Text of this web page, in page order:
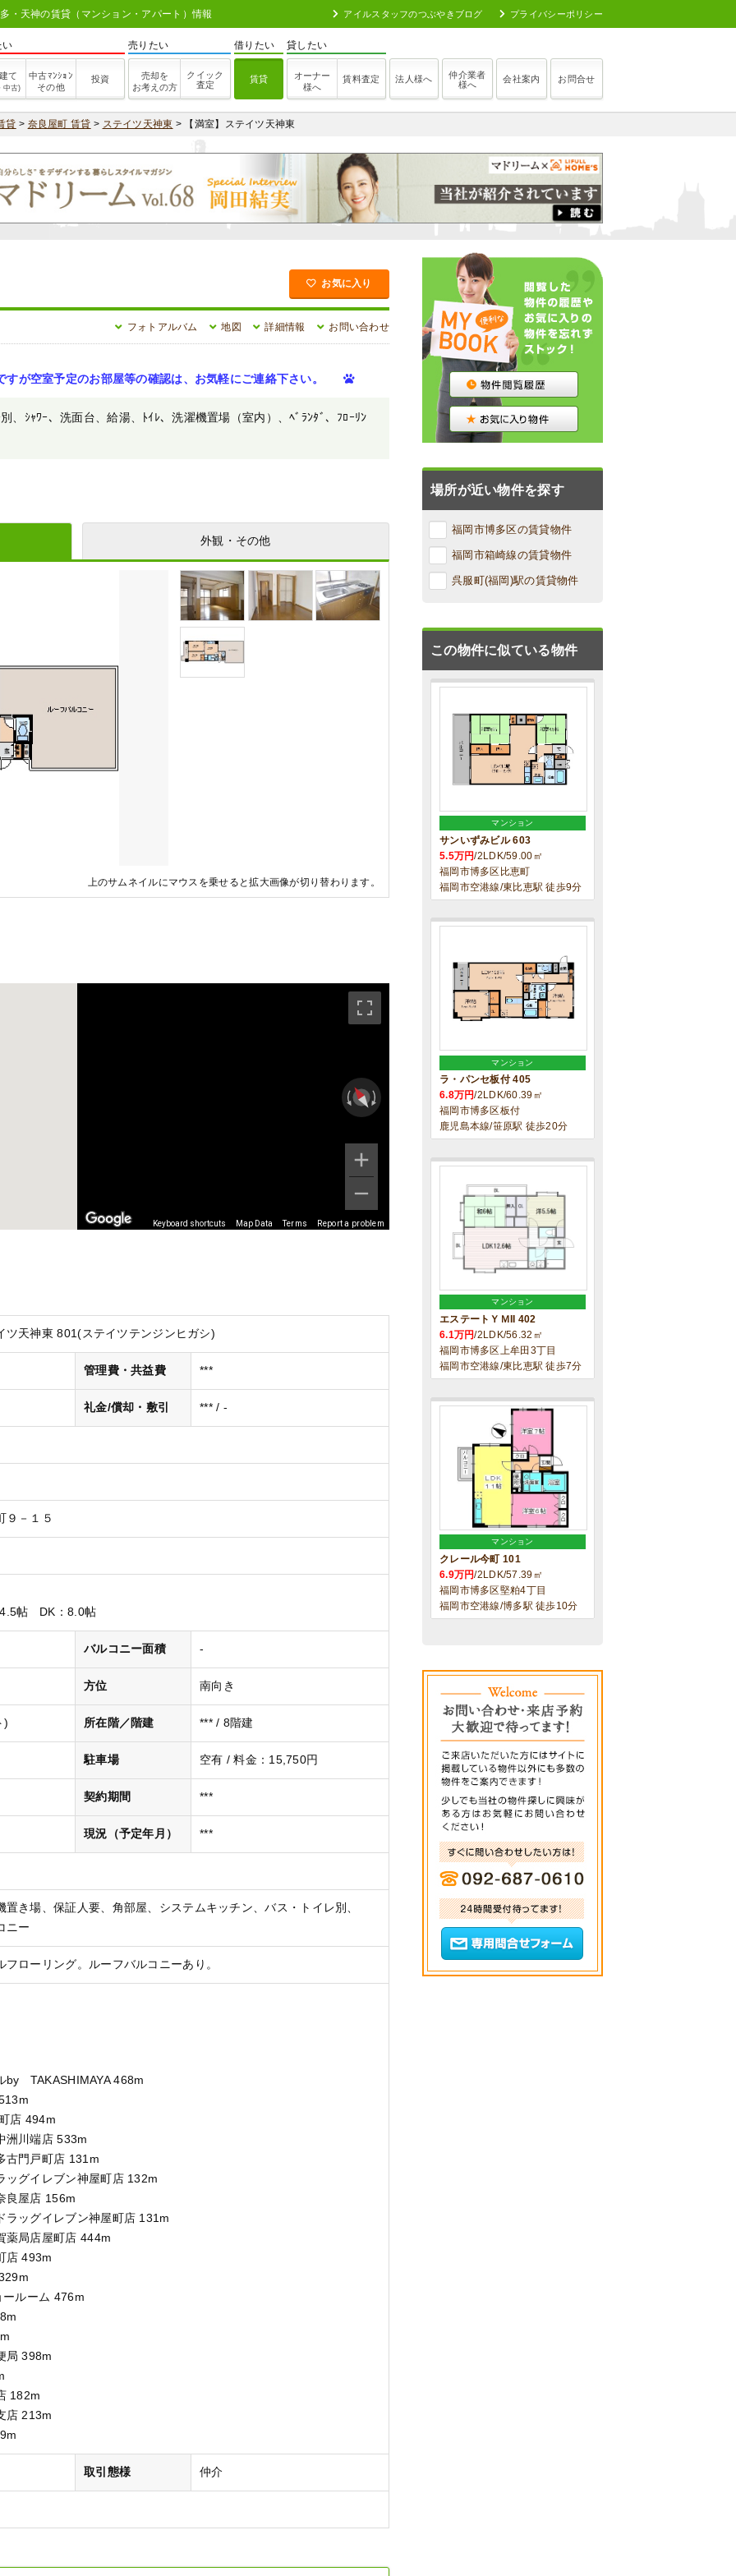
・天神の賃貸（マンション・アパート）情報 アイルスタッフのつぶやきブログ プライバシーポリシー
い
て
中古)
中古ﾏﾝｼｮﾝ
その他
投資
売りたい
売却を
お考えの方
クイック
査定
借りたい
賃貸
貸したい
オーナー
様へ
賃料査定 法人様へ
仲介業者
様へ
会社案内 お問合せ
貸 > 奈良屋町 賃貸 > ステイツ天神東 > 【満室】ステイツ天神東
お気に入り
フォトアルバム 地図 詳細情報 お問い合わせ
すが空室予定のお部屋等の確認は、お気軽にご連絡下さい。
、ｼｬﾜｰ、洗面台、給湯、ﾄｲﾚ、洗濯機置場（室内）、ﾍﾞﾗﾝﾀﾞ、ﾌﾛｰﾘﾝ
外観・その他
上のサムネイルにマウスを乗せると拡大画像が切り替わります。
Keyboard shortcuts Map Data Terms Report a problem
ツ天神東 801(ステイツテンジンヒガシ)
管理費・共益費 ***
礼金/償却・敷引 *** / -
９－１５
帖 DK ：8.0帖
バルコニー面積 -
方位 南向き
) 所在階／階建 *** / 8階建
駐車場 空有 / 料金：15,750円
契約期間 ***
現況（予定年月） ***
置き場 保証人要 角部屋 システムキッチン
バス・トイレ別
ニー
ローリング。ルーフバルコニーあり。
by TAKASHIMAYA 468m
店 494m
洲川端店 533m
古門戸町店 131m
ッグイレブン神屋町店 132m
良屋店 156m
ラッグイレブン神屋町店 131m
薬局店屋町店 444m
店 493m
ールーム 476m
局 398m
182m
店 213m
取引態様 仲介
場所が近い物件を探す
福岡市博多区の賃貸物件
福岡市箱崎線の賃貸物件
呉服町(福岡)駅の賃貸物件
この物件に似ている物件
マンション
サンいずみビル 603
5.5万円/2LDK/59.00㎡
福岡市博多区比恵町
福岡市空港線/東比恵駅 徒歩9分
マンション
ラ・パンセ板付 405
6.8万円/2LDK/60.39㎡
福岡市博多区板付
鹿児島本線/笹原駅 徒歩20分
マンション
エステートＹＭII 402
6.1万円/2LDK/56.32㎡
福岡市博多区上牟田3丁目
福岡市空港線/東比恵駅 徒歩7分
マンション
クレール今町 101
6.9万円/2LDK/57.39㎡
福岡市博多区堅粕4丁目
福岡市空港線/博多駅 徒歩10分